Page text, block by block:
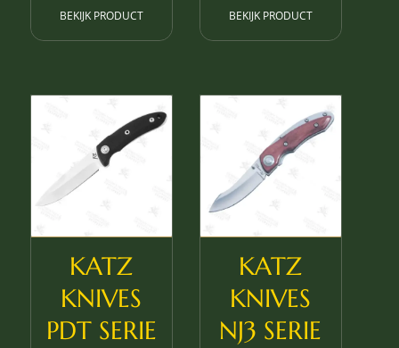
BEKIJK PRODUCT BEKIJK PRODUCT
KATZ
KNIVES
PDT SERIE
KATZ
KNIVES
NJ3 SERIE